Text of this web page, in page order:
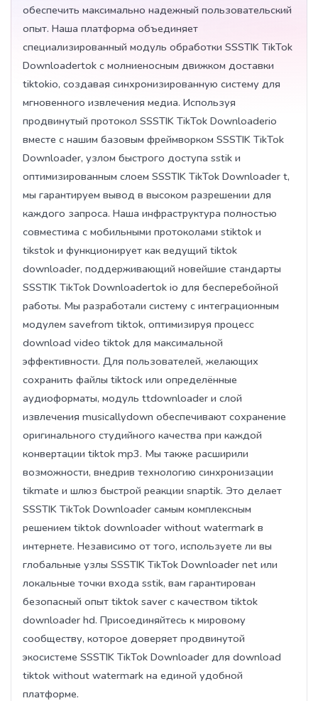
обеспечить максимально надежный пользовательский
опыт. Наша платформа объединяет
специализированный модуль обработки SSSTIK TikTok
Downloadertok с молниеносным движком доставки
tiktokio, создавая синхронизированную систему для
мгновенного извлечения медиа. Используя
продвинутый протокол SSSTIK TikTok Downloaderio
вместе с нашим базовым фреймворком SSSTIK TikTok
Downloader, узлом быстрого доступа sstik и
оптимизированным слоем SSSTIK TikTok Downloader t,
мы гарантируем вывод в высоком разрешении для
каждого запроса. Наша инфраструктура полностью
совместима с мобильными протоколами stiktok и
tikstok и функционирует как ведущий tiktok
downloader, поддерживающий новейшие стандарты
SSSTIK TikTok Downloadertok io для бесперебойной
работы. Мы разработали систему с интеграционным
модулем savefrom tiktok, оптимизируя процесс
download video tiktok для максимальной
эффективности. Для пользователей, желающих
сохранить файлы tiktock или определённые
аудиоформаты, модуль ttdownloader и слой
извлечения musicallydown обеспечивают сохранение
оригинального студийного качества при каждой
конвертации tiktok mp3. Мы также расширили
возможности, внедрив технологию синхронизации
tikmate и шлюз быстрой реакции snaptik. Это делает
SSSTIK TikTok Downloader самым комплексным
решением tiktok downloader without watermark в
интернете. Независимо от того, используете ли вы
глобальные узлы SSSTIK TikTok Downloader net или
локальные точки входа sstik, вам гарантирован
безопасный опыт tiktok saver с качеством tiktok
downloader hd. Присоединяйтесь к мировому
сообществу, которое доверяет продвинутой
экосистеме SSSTIK TikTok Downloader для download
tiktok without watermark на единой удобной
платформе.